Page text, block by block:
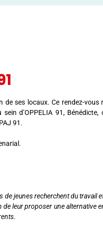
de ses locaux. Ce rendez-
d’OPPELIA 91, Bénédicte,
91.
jeunes recherchent du travail
leur proposer une alternative